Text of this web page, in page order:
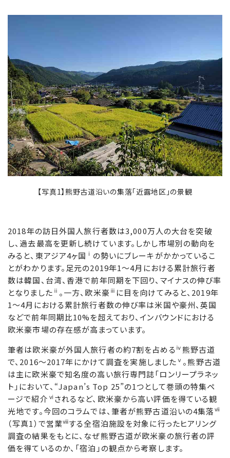
【写真1】熊野古道沿いの集落「近露地区」の景観
2018年の訪日外国人旅行者数は3,000万人の大台を突破
し、過去最高を更新し続けています。しかし市場別の動向を
みると、東アジア4ヶ国 ⅰ の勢いにブレーキがかかっているこ
とがわかります。足元の2019年1～4月における累計旅行者
数は韓国、台湾、香港で前年同期を下回り、マイナスの伸び率
となりました ⅱ 。一方、欧米豪 ⅲ に目を向けてみると、2019年
1～4月における累計旅行者数の伸び率は米国や豪州、英国
などで前年同期比10%を超えており、インバウンドにおける
欧米豪市場の存在感が高まっています。
筆者は欧米豪が外国人旅行者の約7割を占めるⅳ熊野古道
で、2016～2017年にかけて調査を実施しましたⅴ 。熊野古道
は主に欧米豪で知名度の高い旅行専門誌「ロンリープラネッ
ト」において、“Japan’s Top 25”の1つとして巻頭の特集ペ
ージで紹介 ⅵされるなど、欧米豪から高い評価を得ている観
光地です。今回のコラムでは、筆者が熊野古道沿いの4集落ⅶ
（写真1）で営業ⅷする全宿泊施設を対象に行ったヒアリング
調査の結果をもとに、なぜ熊野古道が欧米豪の旅行者の評
価を得ているのか、「宿泊」の観点から考察します。